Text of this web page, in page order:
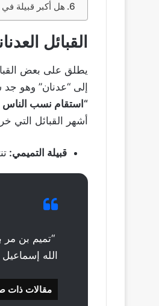
هل أكبر قبيلة
القبائل
يطلق على بعض
إلى “عدنان” وهو
“استقام نسب الناس
أشهر القبائل التي
قبيلة التميمي:
“تميم بن
الله إسماعيل
مقالات ذات